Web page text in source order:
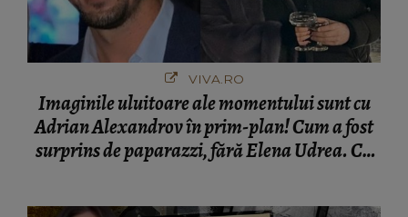
VIVA.RO
Imaginile uluitoare ale momentului sunt cu
Adrian Alexandrov în prim-plan! Cum a fost
surprins de paparazzi, fără Elena Udrea. Cu